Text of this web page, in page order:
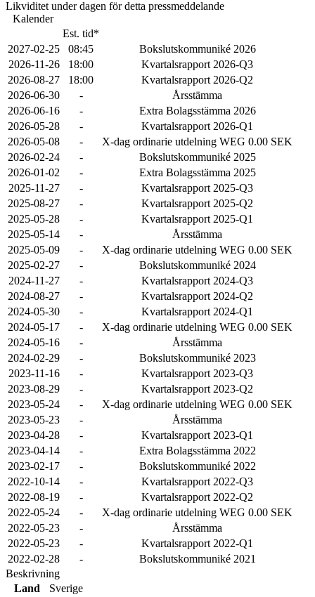
Likviditet under dagen för detta pressmeddelande
Kalender
Est. tid*
2027-02-25
08:45
Bokslutskommuniké 2026
2026-11-26
18:00
Kvartalsrapport 2026-Q3
2026-08-27
18:00
Kvartalsrapport 2026-Q2
2026-06-30
-
Årsstämma
2026-06-16
-
Extra Bolagsstämma 2026
2026-05-28
-
Kvartalsrapport 2026-Q1
2026-05-08
-
X-dag ordinarie utdelning WEG 0.00 SEK
2026-02-24
-
Bokslutskommuniké 2025
2026-01-02
-
Extra Bolagsstämma 2025
2025-11-27
-
Kvartalsrapport 2025-Q3
2025-08-27
-
Kvartalsrapport 2025-Q2
2025-05-28
-
Kvartalsrapport 2025-Q1
2025-05-14
-
Årsstämma
2025-05-09
-
X-dag ordinarie utdelning WEG 0.00 SEK
2025-02-27
-
Bokslutskommuniké 2024
2024-11-27
-
Kvartalsrapport 2024-Q3
2024-08-27
-
Kvartalsrapport 2024-Q2
2024-05-30
-
Kvartalsrapport 2024-Q1
2024-05-17
-
X-dag ordinarie utdelning WEG 0.00 SEK
2024-05-16
-
Årsstämma
2024-02-29
-
Bokslutskommuniké 2023
2023-11-16
-
Kvartalsrapport 2023-Q3
2023-08-29
-
Kvartalsrapport 2023-Q2
2023-05-24
-
X-dag ordinarie utdelning WEG 0.00 SEK
2023-05-23
-
Årsstämma
2023-04-28
-
Kvartalsrapport 2023-Q1
2023-04-14
-
Extra Bolagsstämma 2022
2023-02-17
-
Bokslutskommuniké 2022
2022-10-14
-
Kvartalsrapport 2022-Q3
2022-08-19
-
Kvartalsrapport 2022-Q2
2022-05-24
-
X-dag ordinarie utdelning WEG 0.00 SEK
2022-05-23
-
Årsstämma
2022-05-23
-
Kvartalsrapport 2022-Q1
2022-02-28
-
Bokslutskommuniké 2021
Beskrivning
Land
Sverige